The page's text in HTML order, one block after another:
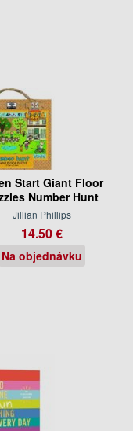
Start Giant Floor
Number Hunt
Jillian Phillips
14.50 €
Na objednávku